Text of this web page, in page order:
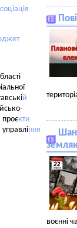
й
проєкти
ння
воєнні